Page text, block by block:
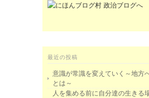
最近の投稿
意識が常識を変えていく～地方
とは～
人を集める前に自分達の生きる